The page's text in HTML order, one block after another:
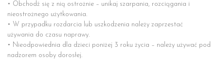
• Obchodź się z nią ostrożnie – unikaj szarpania, rozciągania i
nieostrożnego użytkowania.
• W przypadku rozdarcia lub uszkodzenia należy zaprzestać
używania do czasu naprawy.
• Nieodpowiednia dla dzieci poniżej 3 roku życia – należy używać pod
nadzorem osoby dorosłej.